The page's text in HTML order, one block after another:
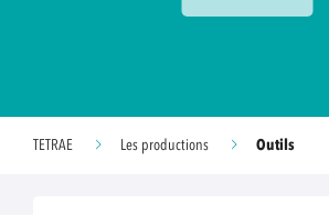
TETRAE Les productions Outils